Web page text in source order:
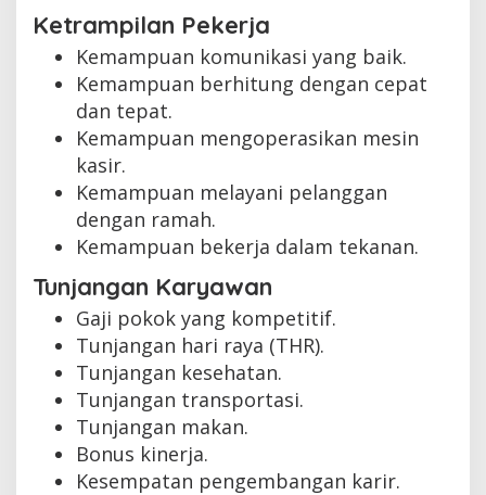
Ketrampilan Pekerja
Kemampuan komunikasi yang baik.
Kemampuan berhitung dengan cepat
dan tepat.
Kemampuan mengoperasikan mesin
kasir.
Kemampuan melayani pelanggan
dengan ramah.
Kemampuan bekerja dalam tekanan.
Tunjangan Karyawan
Gaji pokok yang kompetitif.
Tunjangan hari raya (THR).
Tunjangan kesehatan.
Tunjangan transportasi.
Tunjangan makan.
Bonus kinerja.
Kesempatan pengembangan karir.